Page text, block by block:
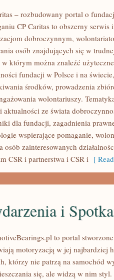
– rozbudowany portal o
CP Caritas to obszerny
dobroczynnym,
osób znajdujących się w
którym można znaleźć
fundacji w Polsce i na
środków, prowadzenia
wolontariuszy.
aktualności ze świata
dla fundacji, zagadnienia
wspierające pomaganie,
osób zainteresowanych
CSR i partnerstwa i CSR i [
i
to portal
motoryzacją w jej najbardziej
którzy nie patrzą na samochód
się, ale widzą w nim